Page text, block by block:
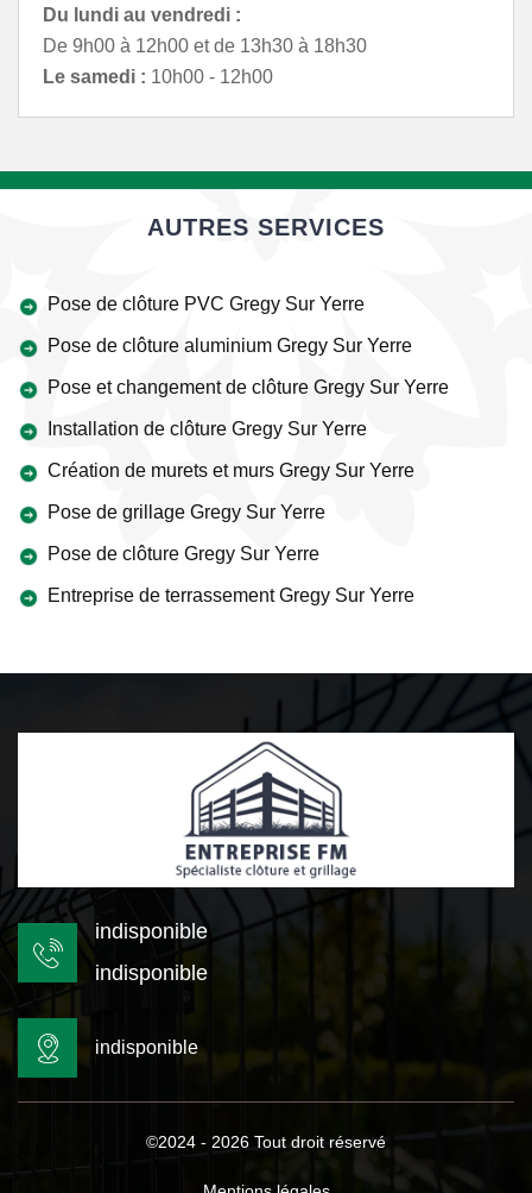
Du lundi au vendredi :
De 9h00 à 12h00 et de 13h30 à 18h30
Le samedi : 10h00 - 12h00
AUTRES SERVICES
Pose de clôture PVC Gregy Sur Yerre
Pose de clôture aluminium Gregy Sur Yerre
Pose et changement de clôture Gregy Sur Yerre
Installation de clôture Gregy Sur Yerre
Création de murets et murs Gregy Sur Yerre
Pose de grillage Gregy Sur Yerre
Pose de clôture Gregy Sur Yerre
Entreprise de terrassement Gregy Sur Yerre
indisponible
indisponible
indisponible
©2024 - 2026 Tout droit réservé